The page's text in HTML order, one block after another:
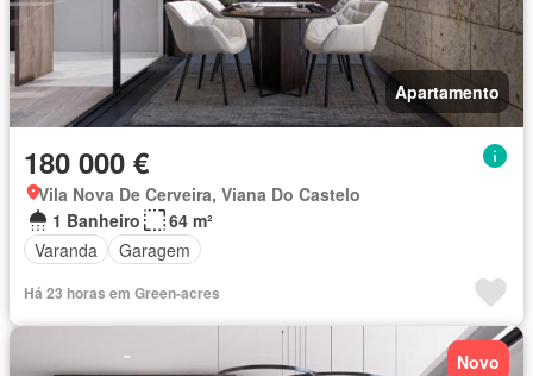
Apartamento
180 000 €
Vila Nova De Cerveira, Viana Do Castelo
1 Banheiro
64 m²
Varanda
Garagem
Há 23 horas em Green-acres
Novo